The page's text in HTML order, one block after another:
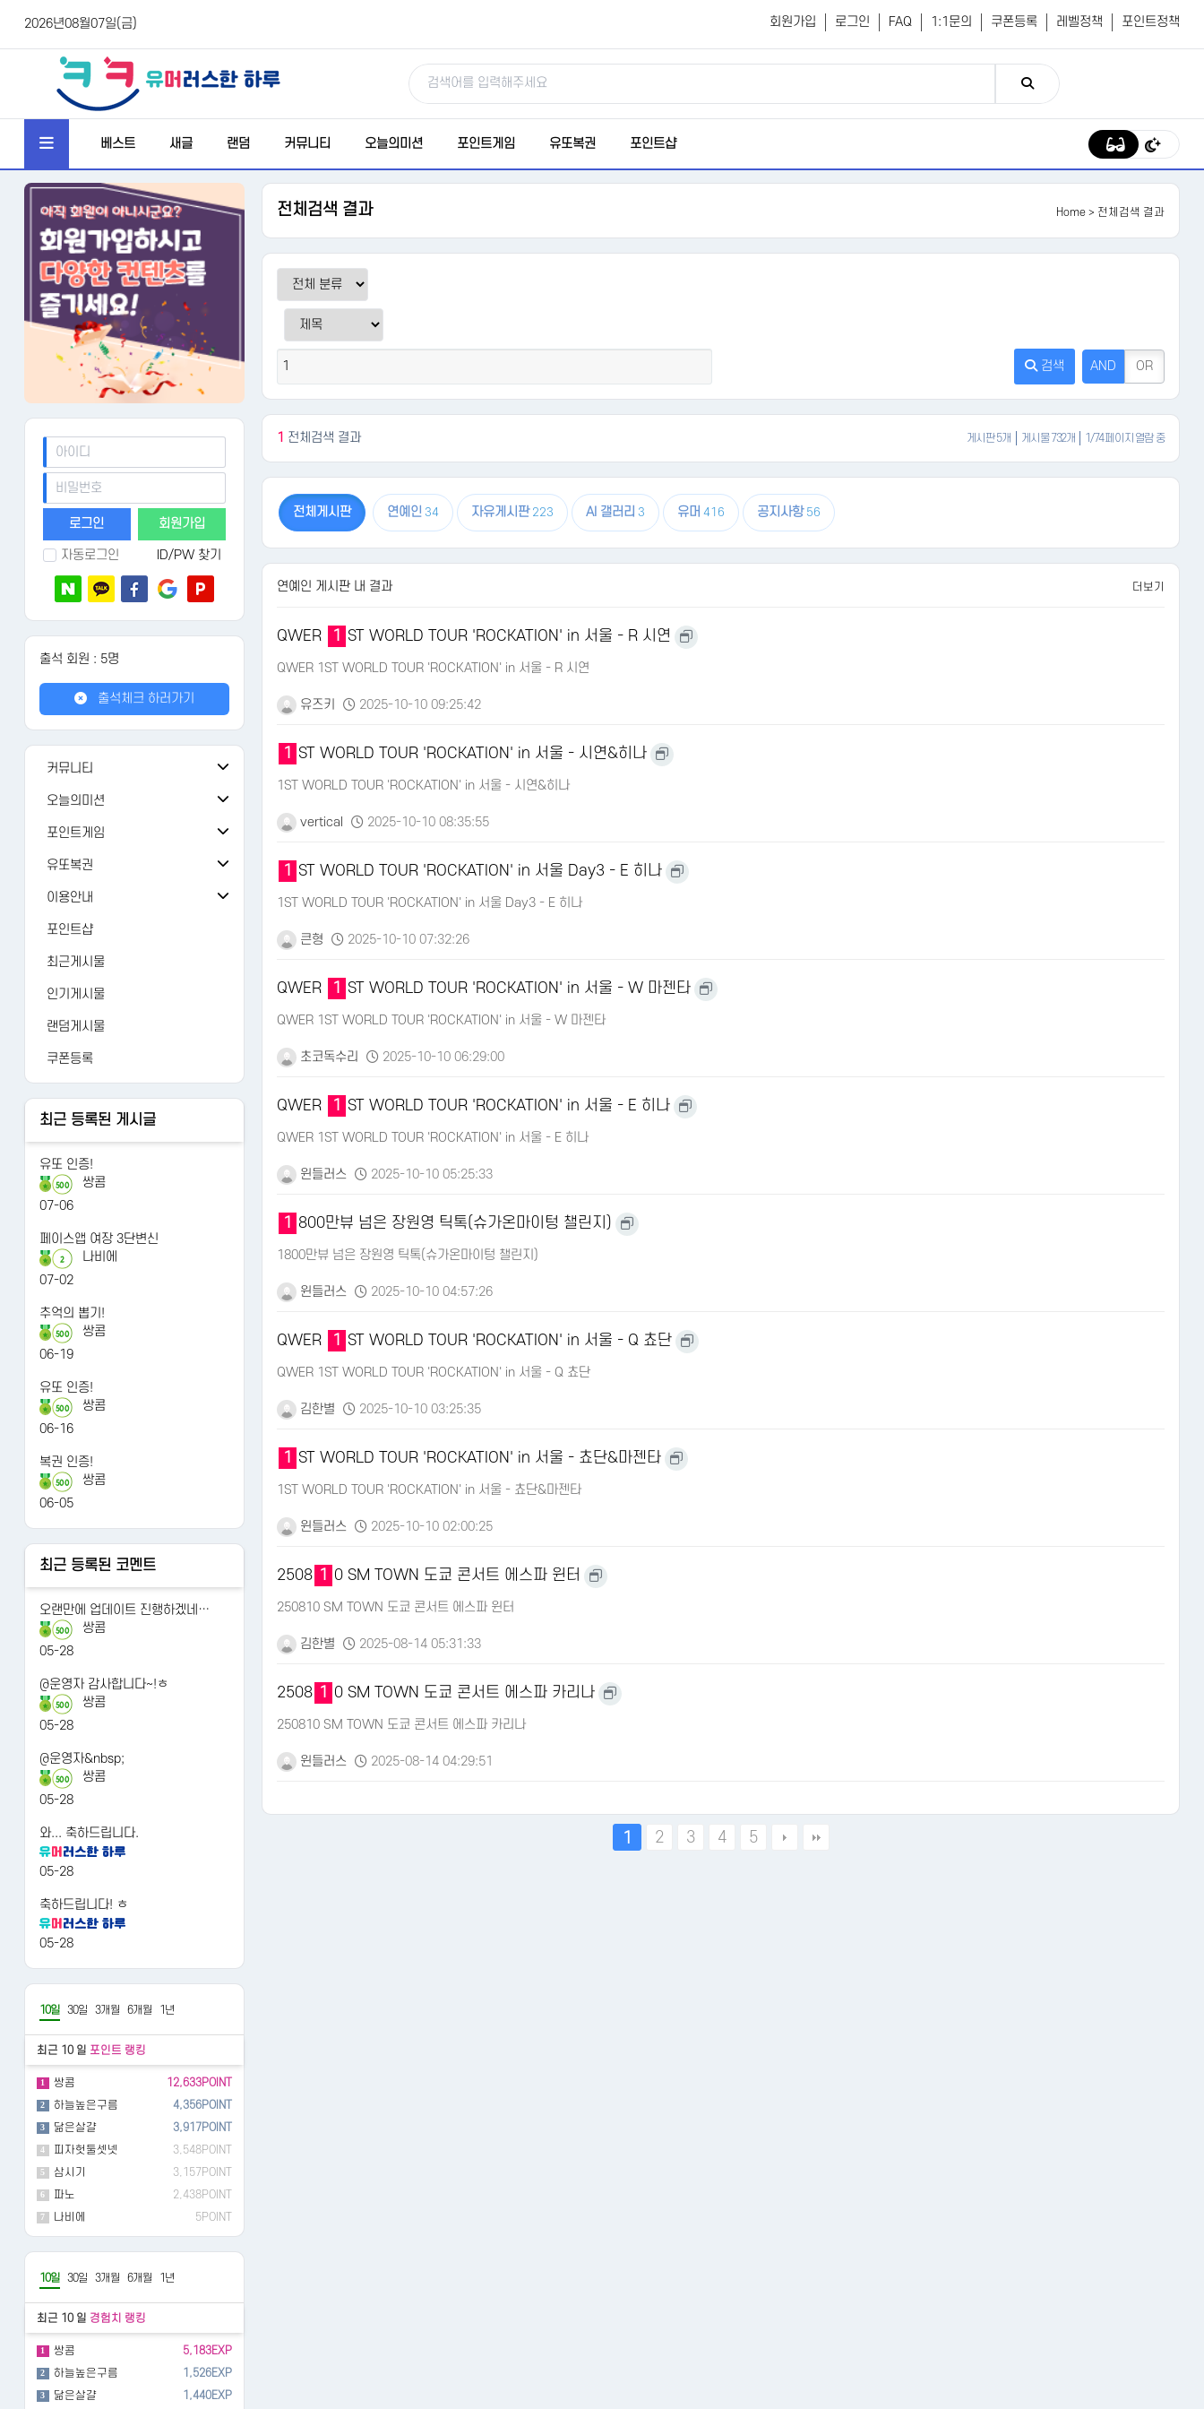
2026년08월07일(금) 회원가입 로그인 FAQ 1:1문의 쿠폰등록 레벨정책 포인트정책
베스트 새글 랜덤 커뮤니티 오늘의미션 포인트게임 유또복권 포인트샵
회원가입
자동로그인 ID/PW 찾기
출석 회원 : 5명
출석체크 하러가기
커뮤니티
공지사항
버그/건의
가입인사
자유게시판
유머
AI 갤러리
연예인
오늘의미션
오늘의 출석
오늘의 미션
추억의 뽑기
오늘의 룰렛
오늘의 복권
오늘의 카트
오늘의 로또
포인트게임
검 강화
주사위
주사위ver-2
가위바위보
사다리홀짝
사다리게임
유또복권
유또복권
내 유또
당첨번호
수동등록
당첨조회
당첨분석
이용안내
FAQ
1:1문의
레벨정책
포인트정책
이용약관
개인정보처리방침
포인트샵
최근게시물
인기게시물
랜덤게시물
쿠폰등록
최근 등록된 게시글
유또 인증!
500
쌍콤
07-06
페이스앱 여장 3단변신
2
나비에
07-02
추억의 뽑기!
500
쌍콤
06-19
유또 인증!
500
쌍콤
06-16
복권 인증!
500
쌍콤
06-05
최근 등록된 코멘트
오랜만에 업데이트 진행하겠네…
500
쌍콤
05-28
@운영자 감사합니다~!ㅎ
500
쌍콤
05-28
@운영자&nbsp;
500
쌍콤
05-28
와... 축하드립니다.
05-28
축하드립니다! ㅎ
05-28
10일 30일 3개월 6개월 1년
최근 10 일 포인트 랭킹
1 쌍콤 12,633POINT
2 하늘높은구름 4,356POINT
3 닮은살걀 3,917POINT
4 피자헛둘셋넷 3,548POINT
5 삼시기 3,157POINT
6 파노 2,438POINT
7 나비에 5POINT
10일 30일 3개월 6개월 1년
최근 10 일 경험치 랭킹
1 쌍콤 5,183EXP
2 하늘높은구름 1,526EXP
3 닮은살걀 1,440EXP
전체검색 결과 Home > 전체검색 결과
검색 AND OR
1 전체검색 결과 게시판 5개 게시물 732개 1/74 페이지 열람 중
전체게시판 연예인 34 자유게시판 223 AI 갤러리 3 유머 416 공지사항 56
연예인 게시판 내 결과 더보기
QWER 1 ST WORLD TOUR 'ROCKATION' in 서울 - R 시연
QWER 1ST WORLD TOUR 'ROCKATION' in 서울 - R 시연
유즈키 2025-10-10 09:25:42
1 ST WORLD TOUR 'ROCKATION' in 서울 - 시연&히나
1ST WORLD TOUR 'ROCKATION' in 서울 - 시연&히나
vertical 2025-10-10 08:35:55
1 ST WORLD TOUR 'ROCKATION' in 서울 Day3 - E 히나
1ST WORLD TOUR 'ROCKATION' in 서울 Day3 - E 히나
큰형 2025-10-10 07:32:26
QWER 1 ST WORLD TOUR 'ROCKATION' in 서울 - W 마젠타
QWER 1ST WORLD TOUR 'ROCKATION' in 서울 - W 마젠타
초코독수리 2025-10-10 06:29:00
QWER 1 ST WORLD TOUR 'ROCKATION' in 서울 - E 히나
QWER 1ST WORLD TOUR 'ROCKATION' in 서울 - E 히나
윈들러스 2025-10-10 05:25:33
1 800만뷰 넘은 장원영 틱톡(슈가온마이텅 챌린지)
1800만뷰 넘은 장원영 틱톡(슈가온마이텅 챌린지)
윈들러스 2025-10-10 04:57:26
QWER 1 ST WORLD TOUR 'ROCKATION' in 서울 - Q 쵸단
QWER 1ST WORLD TOUR 'ROCKATION' in 서울 - Q 쵸단
김한별 2025-10-10 03:25:35
1 ST WORLD TOUR 'ROCKATION' in 서울 - 쵸단&마젠타
1ST WORLD TOUR 'ROCKATION' in 서울 - 쵸단&마젠타
윈들러스 2025-10-10 02:00:25
2508 1 0 SM TOWN 도쿄 콘서트 에스파 윈터
250810 SM TOWN 도쿄 콘서트 에스파 윈터
김한별 2025-08-14 05:31:33
2508 1 0 SM TOWN 도쿄 콘서트 에스파 카리나
250810 SM TOWN 도쿄 콘서트 에스파 카리나
윈들러스 2025-08-14 04:29:51
1 2 3 4 5